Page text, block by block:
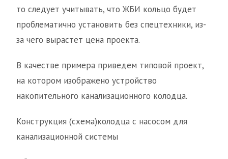
то следует учитывать, что ЖБИ кольцо будет
проблематично установить без спецтехники, из-
за чего вырастет цена проекта.
В качестве примера приведем типовой проект,
на котором изображено устройство
накопительного канализационного колодца.
Конструкция (схема)колодца с насосом для
канализационной системы